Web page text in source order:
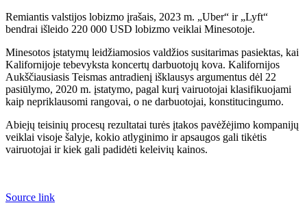
Remiantis valstijos lobizmo įrašais, 2023 m. „Uber“ ir „Lyft“
bendrai išleido 220 000 USD lobizmo veiklai Minesotoje.
Minesotos įstatymų leidžiamosios valdžios susitarimas pasiektas, kai
Kalifornijoje tebevyksta koncertų darbuotojų kova. Kalifornijos
Aukščiausiasis Teismas antradienį išklausys argumentus dėl 22
pasiūlymo, 2020 m. įstatymo, pagal kurį vairuotojai klasifikuojami
kaip nepriklausomi rangovai, o ne darbuotojai, konstitucingumo.
Abiejų teisinių procesų rezultatai turės įtakos pavėžėjimo kompanijų
veiklai visoje šalyje, kokio atlyginimo ir apsaugos gali tikėtis
vairuotojai ir kiek gali padidėti keleivių kainos.
Source link